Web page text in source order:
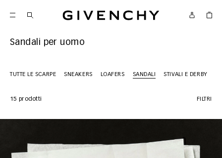
Givenchy
Sandali per uomo
TUTTE LE SCARPE SNEAKERS LOAFERS SANDALI STIVALI E DERBY
15 prodotti FILTRI